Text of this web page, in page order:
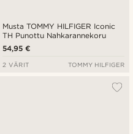
Musta TOMMY HILFIGER Iconic
TH Punottu Nahkarannekoru
54,95 €
2 VÄRIT TOMMY HILFIGER